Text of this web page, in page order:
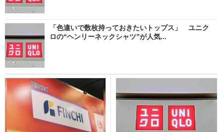
「色違いで数枚持っておきたいトップス」 ユニク
ロの“ヘンリーネックシャツ”が人気...